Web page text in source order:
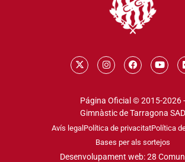
Página Oficial © 2015-2026 -
Gimnàstic de Tarragona SAD
Avís legalPolítica de privacitatPolítica
Bases per als sortejos
Desenvolupament web: 28